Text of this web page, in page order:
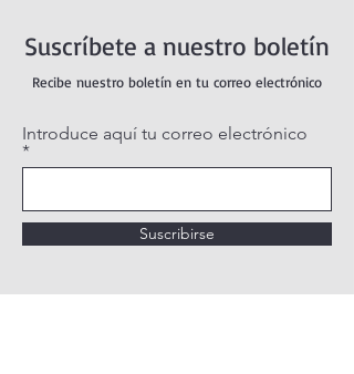
Suscríbete a nuestro boletín
Recibe nuestro boletín en tu correo electrónico
Introduce aquí tu correo electrónico
Suscribirse